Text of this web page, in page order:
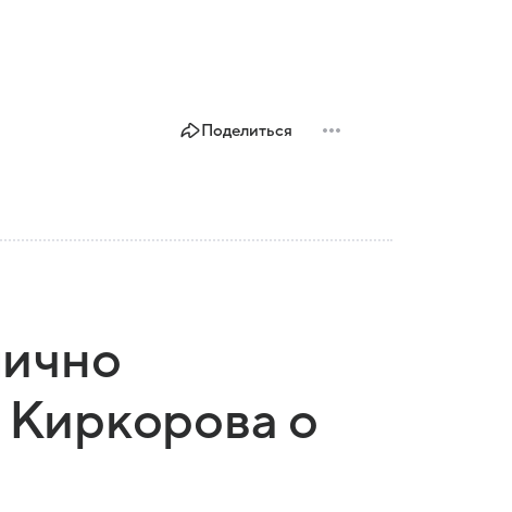
Поделиться
о